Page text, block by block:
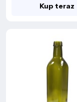
Kup teraz